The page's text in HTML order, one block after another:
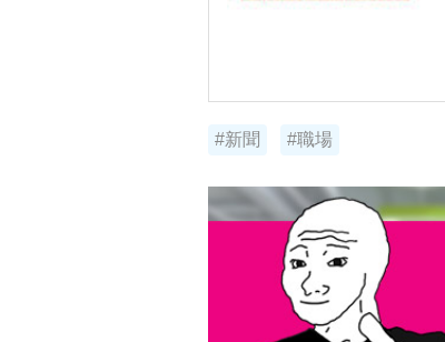
#新聞 #職場